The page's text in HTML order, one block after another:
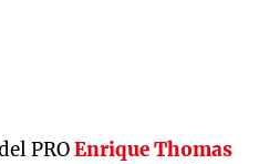
PROEnrique Thomas